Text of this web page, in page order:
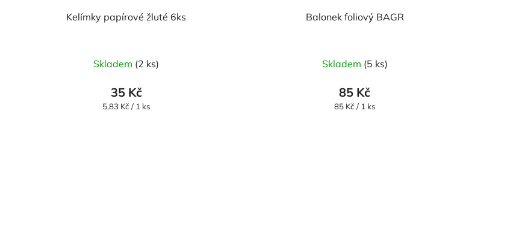
Kelímky papírové žluté 6ks
Skladem (2 ks)
35 Kč
Měrná
5,83 Kč / 1 ks
Balonek foliový BAGR
Skladem (5 ks)
85 Kč
Měrná
85 Kč / 1 ks